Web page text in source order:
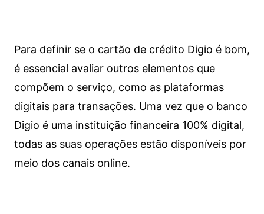
Para definir se o cartão de crédito Digio é bom,
é essencial avaliar outros elementos que
compõem o serviço, como as plataformas
digitais para transações. Uma vez que o banco
Digio é uma instituição financeira 100% digital,
todas as suas operações estão disponíveis por
meio dos canais online.